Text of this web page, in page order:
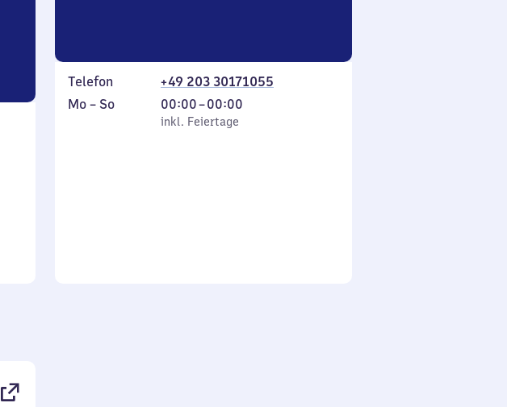
Telefon
+49 203 30171055
Montag
Mo – So,
inkl. Feiertage
00:00–00:00
Von
0
inkl. Feiertage